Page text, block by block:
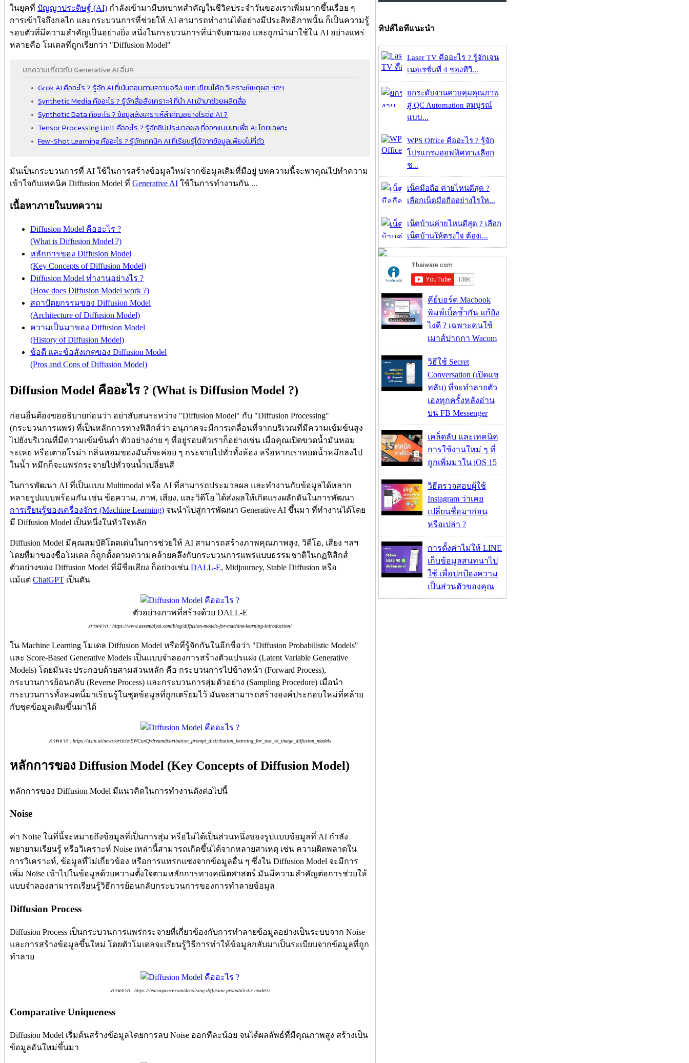
ในยุคที่ ปัญญาประดิษฐ์ (AI) กำลังเข้ามามีบทบาทสำคัญในชีวิตประจำวันของเราเพิ่มมากขึ้นเรื่อย ๆ
การเข้าใจถึงกลไก และกระบวนการที่ช่วยให้ AI สามารถทำงานได้อย่างมีประสิทธิภาพนั้น ก็เป็นความรู้
รอบตัวที่มีความสำคัญเป็นอย่างยิ่ง หนึ่งในกระบวนการที่น่าจับตามอง และถูกนำมาใช้ใน AI อย่างแพร่
หลายคือ โมเดลที่ถูกเรียกว่า "Diffusion Model"
บทความเกี่ยวกับ Generative AI อื่นๆ
Grok AI คืออะไร ? รู้จัก AI ที่เน้นตอบตามความจริง แชท เขียนโค้ด วิเคราะห์เหตุผล ฯลฯ
Synthetic Media คืออะไร ? รู้จักสื่อสังเคราะห์ ที่นำ AI เข้ามาช่วยผลิตสื่อ
Synthetic Data คืออะไร ? ข้อมูลสังเคราะห์สำคัญอย่างไรต่อ AI ?
Tensor Processing Unit คืออะไร ? รู้จักชิปประมวลผล ที่ออกแบบมาเพื่อ AI โดยเฉพาะ
Few-Shot Learning คืออะไร ? รู้จักเทคนิค AI ที่เรียนรู้ได้จากข้อมูลเพียงไม่กี่ตัว
มันเป็นกระบวนการที่ AI ใช้ในการสร้างข้อมูลใหม่จากข้อมูลเดิมที่มีอยู่ บทความนี้จะพาคุณไปทำความ
เข้าใจกับเทคนิค Diffusion Model ที่ Generative AI ใช้ในการทำงานกัน ...
เนื้อหาภายในบทความ
Diffusion Model คืออะไร ?
(What is Diffusion Model ?)
หลักการของ Diffusion Model
(Key Concepts of Diffusion Model)
Diffusion Model ทำงานอย่างไร ?
(How does Diffusion Model work ?)
สถาปัตยกรรมของ Diffusion Model
(Architecture of Diffusion Model)
ความเป็นมาของ Diffusion Model
(History of Diffusion Model)
ข้อดี และข้อสังเกตของ Diffusion Model
(Pros and Cons of Diffusion Model)
Diffusion Model คืออะไร ? (What is Diffusion Model ?)
ก่อนอื่นต้องขออธิบายก่อนว่า อย่าสับสนระหว่าง "Diffusion Model" กับ "Diffusion Processing"
(กระบวนการแพร่) ที่เป็นหลักการทางฟิสิกส์ว่า อนุภาคจะมีการเคลื่อนที่จากบริเวณที่มีความเข้มข้นสูง
ไปยังบริเวณที่มีความเข้มข้นต่ำ ตัวอย่างง่าย ๆ ที่อยู่รอบตัวเราก็อย่างเช่น เมื่อคุณเปิดขวดน้ำมันหอม
ระเหย หรือเตาอโรม่า กลิ่นหอมของมันก็จะค่อย ๆ กระจายไปทั่วทั้งห้อง หรือหากเราหยดน้ำหมึกลงไป
ในน้ำ หมึกก็จะแพร่กระจายไปทั่วจนน้ำเปลี่ยนสี
ในการพัฒนา AI ที่เป็นแบบ Multimodal หรือ AI ที่สามารถประมวลผล และทำงานกับข้อมูลได้หลาก
หลายรูปแบบพร้อมกัน เช่น ข้อความ, ภาพ, เสียง, และวิดีโอ ได้ส่งผลให้เกิดแรงผลักดันในการพัฒนา
การเรียนรู้ของเครื่องจักร (Machine Learning) จนนำไปสู่การพัฒนา Generative AI ขึ้นมา ที่ทำงานได้โดย
มี Diffusion Model เป็นหนึ่งในหัวใจหลัก
Diffusion Model มีคุณสมบัติโดดเด่นในการช่วยให้ AI สามารถสร้างภาพคุณภาพสูง, วิดีโอ, เสียง ฯลฯ
โดยที่มาของชื่อโมเดล ก็ถูกตั้งตามความคล้ายคลึงกับกระบวนการแพร่แบบธรรมชาติในกฏฟิสิกส์
ตัวอย่างของ Diffusion Model ที่มีชื่อเสียง ก็อย่างเช่น DALL-E, Midjourney, Stable Diffusion หรือ
แม้แต่ ChatGPT เป็นตัน
ตัวอย่างภาพที่สร้างด้วย DALL-E
ภาพจาก : https://www.assemblyai.com/blog/diffusion-models-for-machine-learning-introduction/
ใน Machine Learning โมเดล Diffusion Model หรือที่รู้จักกันในอีกชื่อว่า "Diffusion Probabilistic Models"
และ Score-Based Generative Models เป็นแบบจำลองการสร้างตัวแปรแฝง (Latent Variable Generative
Models) โดยมันจะประกอบด้วยสามส่วนหลัก คือ กระบวนการไปข้างหน้า (Forward Process),
กระบวนการย้อนกลับ (Reverse Process) และกระบวนการสุ่มตัวอย่าง (Sampling Procedure) เมื่อนำ
กระบวนการทั้งหมดนี้มาเรียนรู้ในชุดข้อมูลที่ถูกเตรียมไว้ มันจะสามารถสร้างองค์ประกอบใหม่ที่คล้าย
กับชุดข้อมูลเดิมขึ้นมาได้
ภาพจาก : https://dsin.ai/news/article/EWCunQ/dreamdistribution_prompt_distribution_learning_for_text_to_image_diffusion_models
หลักการของ Diffusion Model (Key Concepts of Diffusion Model)
หลักการของ Diffusion Model มีแนวคิดในการทำงานดังต่อไปนี้
Noise
ค่า Noise ในที่นี้จะหมายถึงข้อมูลที่เป็นการสุ่ม หรือไม่ได้เป็นส่วนหนึ่งของรูปแบบข้อมูลที่ AI กำลัง
พยายามเรียนรู้ หรือวิเคราะห์ Noise เหล่านี้สามารถเกิดขึ้นได้จากหลายสาเหตุ เช่น ความผิดพลาดใน
การวิเคราะห์, ข้อมูลที่ไม่เกี่ยวข้อง หรือการแทรกแซงจากข้อมูลอื่น ๆ ซึ่งใน Diffusion Model จะมีการ
เพิ่ม Noise เข้าไปในข้อมูลด้วยความตั้งใจตามหลักการทางคณิตศาสตร์ มันมีความสำคัญต่อการช่วยให้
แบบจำลองสามารถเรียนรู้วิธีการย้อนกลับกระบวนการของการทำลายข้อมูล
Diffusion Process
Diffusion Process เป็นกระบวนการแพร่กระจายที่เกี่ยวข้องกับการทำลายข้อมูลอย่างเป็นระบบจาก Noise
และการสร้างข้อมูลขึ้นใหม่ โดยตัวโมเดลจะเรียนรู้วิธีการทำให้ข้อมูลกลับมาเป็นระเบียบจากข้อมูลที่ถูก
ทำลาย
ภาพจาก : https://learnopencv.com/denoising-diffusion-probabilistic-models/
Comparative Uniqueness
Diffusion Model เริ่มต้นสร้างข้อมูลโดยการลบ Noise ออกทีละน้อย จนได้ผลลัพธ์ที่มีคุณภาพสูง สร้างเป็น
ข้อมูลอันใหม่ขึ้นมา
ทิปส์ไอทีแนะนำ
Laser TV คืออะไร ? รู้จักเจน
เนอเรชั่นที่ 4 ของทีวี...
ยกระดับงานควบคุมคุณภาพ
สู่ QC Automation สมบูรณ์
แบบ...
WPS Office คืออะไร ? รู้จัก
โปรแกรมออฟฟิศทางเลือก
ช...
เน็ตมือถือ ค่ายไหนดีสุด ?
เลือกเน็ตมือถืออย่างไรให...
เน็ตบ้านค่ายไหนดีสุด ? เลือก
เน็ตบ้านให้ตรงใจ ต้องเ...
คีย์บอร์ด Macbook
พิมพ์เบิ้ลซ้ำกัน แก้ยัง
ไงดี ? เฉพาะคนใช้
เมาส์ปากกา Wacom
วิธีใช้ Secret
Conversation (เปิดแช
ทลับ) ที่จะทำลายตัว
เองทุกครั้งหลังอ่าน
บน FB Messenger
เคล็ดลับ และเทคนิค
การใช้งานใหม่ ๆ ที่
ถูกเพิ่มมาใน iOS 15
วิธีตรวจสอบผู้ใช้
Instagram ว่าเคย
เปลี่ยนชื่อมาก่อน
หรือเปล่า ?
การตั้งค่าไม่ให้ LINE
เก็บข้อมูลสนทนาไป
ใช้ เพื่อปกป้องความ
เป็นส่วนตัวของคุณ